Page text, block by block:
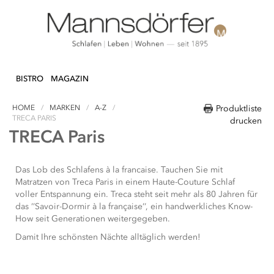
screen
start
One
Accessibility
reader,
press
zum
BISTRO MAGAZIN
Produktliste
drucken
HOME MARKEN
A-Z
TRECA PARIS
TRECA Paris
Das Lob des Schlafens à la francaise. Tauchen Sie mit
Matratzen von Treca Paris in einem Haute-Couture Schlaf
voller Entspannung ein. Treca steht seit mehr als 80 Jahren für
das ‘‘Savoir-Dormir à la française‘‘, ein handwerkliches Know-
How seit Generationen weitergegeben.
Damit Ihre schönsten Nächte alltäglich werden!